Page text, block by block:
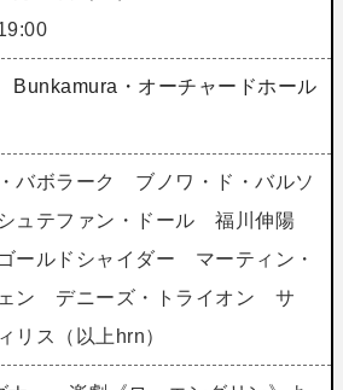
Bunkamura・オーチャードホール
バボラーク ブノワ・ド・バルソ
ュテファン・ドール 福川伸陽
ールドシャイダー マーティン・
ン デニーズ・トライオン サ
リス（以上hrn）